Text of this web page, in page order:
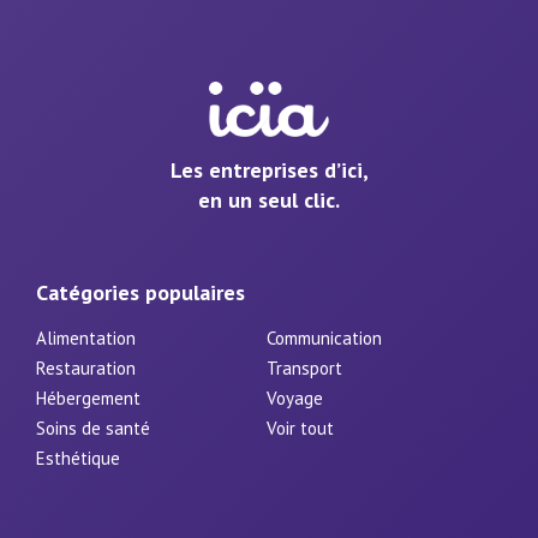
Les entreprises d’ici,
en un seul clic.
Catégories populaires
Alimentation
Communication
Restauration
Transport
Hébergement
Voyage
Soins de santé
Voir tout
Esthétique